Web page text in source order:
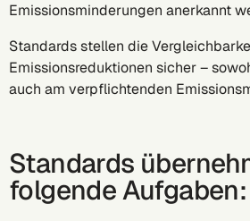
Emissionsminderungen anerkannt
Standards stellen die
Emissionsreduktionen sicher –
auch am verpflichtenden
Standards
folgende Aufgaben: